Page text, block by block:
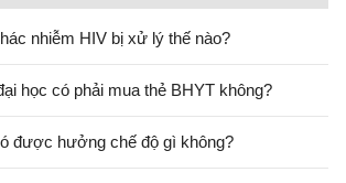
nhiễm HIV bị xử lý thế nào?
học có phải mua thẻ BHYT không?
được hưởng chế độ gì không?